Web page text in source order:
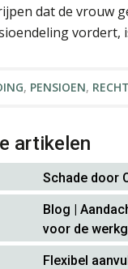
dat de vrouw
vordert,
, PENSIOEN,
artikelen
Schade door
Blog |
voor de
Flexibel